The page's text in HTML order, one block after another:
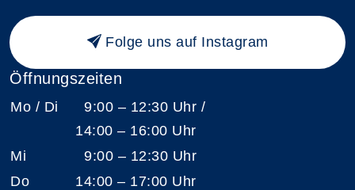
Folge uns auf Instagram
Öffnungszeiten
Mo / Di
9:00 – 12:30 Uhr /
14:00 – 16:00 Uhr
Mi
9:00 – 12:30 Uhr
Do
14:00 – 17:00 Uhr